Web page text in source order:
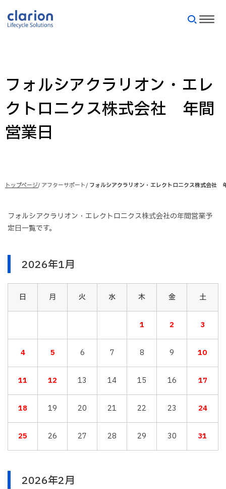
フォルシアクラリオン・エレ
クトロニクス株式会社 年間
営業日
トップページ アフターサポート フォルシアクラリオン・エレクトロニクス株式会社
フォルシアクラリオン・エレクトロニクス株式会社の年間営業予
定日一覧です。
2026年1月
日 月 火 水 木 金 土
1 2 3
4 5 6 7 8 9 10
11 12 13 14 15 16 17
18 19 20 21 22 23 24
25 26 27 28 29 30 31
2026年2月